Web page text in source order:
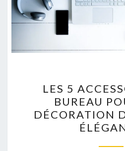
5
DE
LES 5
BUREAU
DÉCORATION